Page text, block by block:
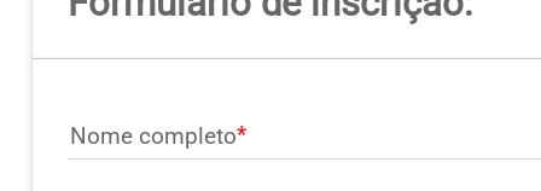
Nome completo